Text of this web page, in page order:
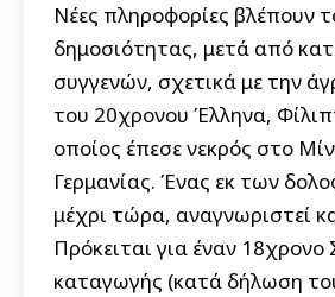
Νέες πληροφορίες βλέπουν
δημοσιότητας, μετά από
συγγενών, σχετικά με την
του 20χρονου Έλληνα,
οποίος έπεσε νεκρός στο
Γερμανίας. Ένας εκ των
μέχρι τώρα, αναγνωριστεί
Πρόκειται για έναν 18χρονο
καταγωγής (κατά δήλωση